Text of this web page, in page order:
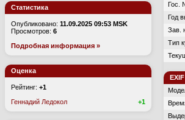
Статистика
Опубликовано: 11.09.2025 09:53 MSK
Просмотров: 6
Подробная информация »
Оценка
Рейтинг: +1
Геннадий Ледокол
+1
Гос.
Год
Зав.
Тип
EXIF